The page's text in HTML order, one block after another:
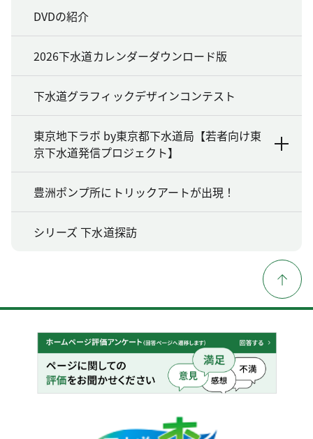
DVDの紹介
2026下水道カレンダーダウンロード版
下水道グラフィックデザインコンテスト
東京地下ラボ by東京都下水道局【若者向け東
京下水道発信プロジェクト】
豊洲ポンプ所にトリックアートが出現！
シリーズ 下水道探訪